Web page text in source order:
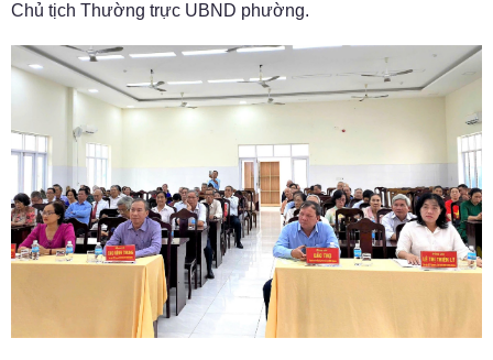
Chủ tịch Thường trực UBND phường.